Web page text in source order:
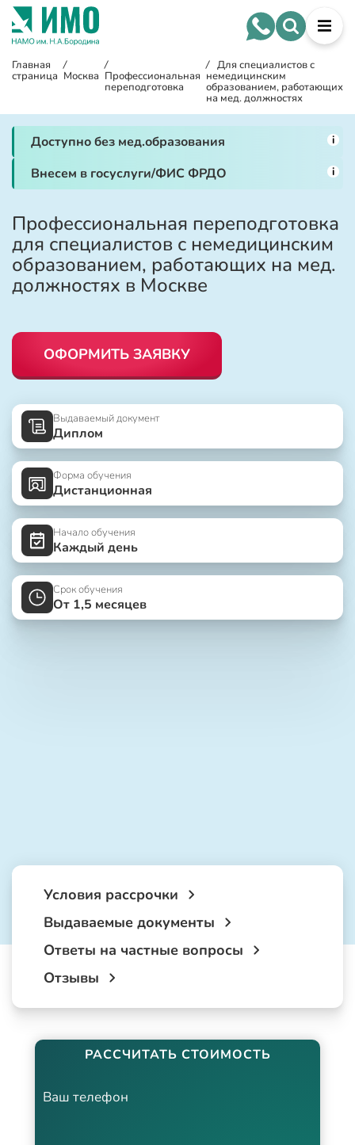
Главная
страница
/
Москва
/
Профессиональная
переподготовка
/ Для специалистов с
немедицинским
образованием, работающих
на мед. должностях
Доступно без мед.образования i
Внесем в госуслуги/ФИС ФРДО i
Профессиональная переподготовка
для специалистов с немедицинским
образованием, работающих на мед.
должностях в Москве
ОФОРМИТЬ ЗАЯВКУ
Выдаваемый документ
Диплом
Форма обучения
Дистанционная
Начало обучения
Каждый день
Срок обучения
От 1,5 месяцев
Условия рассрочки
Выдаваемые документы
Ответы на частные вопросы
Отзывы
РАССЧИТАТЬ СТОИМОСТЬ
Ваш телефон